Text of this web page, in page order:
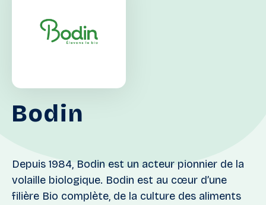
Bodin
Depuis 1984, Bodin est un acteur pionnier de la
volaille biologique. Bodin est au cœur d’une
filière Bio complète, de la culture des aliments